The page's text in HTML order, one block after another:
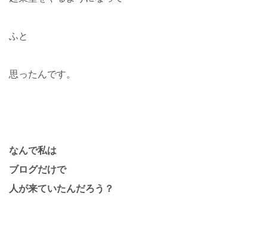
ふと
思ったんです。
なんで私は
ブログだけで
人が来ていたんだろう？